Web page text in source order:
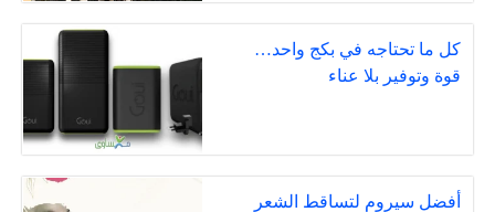
كل ما تحتاجه في بكج واحد…
قوة وتوفير بلا عناء
أفضل سيروم لتساقط الشعر